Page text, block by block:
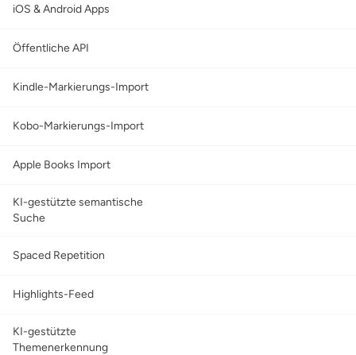
iOS & Android Apps
Öffentliche API
Kindle-Markierungs-Import
Kobo-Markierungs-Import
Apple Books Import
KI-gestützte semantische
Suche
Spaced Repetition
Highlights-Feed
KI-gestützte
Themenerkennung